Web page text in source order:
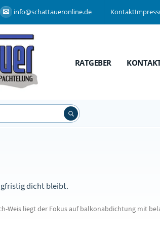
info@schattaueronline.de Kontakt
RATGEBER
dicht bleibt.
Weis liegt der Fokus auf balkonabdichtung mit